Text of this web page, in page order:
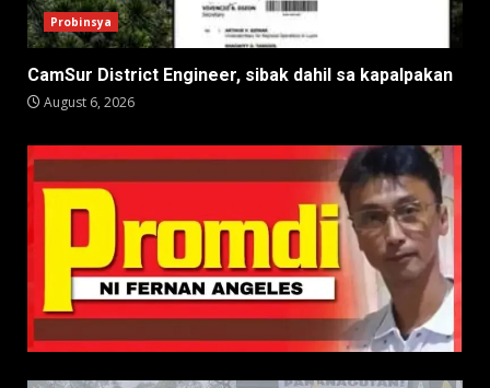
Probinsya
CamSur District Engineer, sibak dahil sa kapalpakan
August 6, 2026